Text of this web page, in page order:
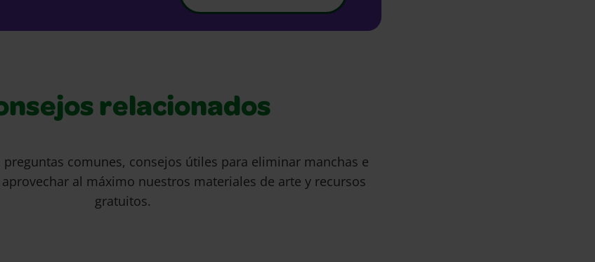
relacionados
preguntas comunes, consejos útiles para eliminar manchas e
al máximo nuestros materiales de arte y recursos
gratuitos.